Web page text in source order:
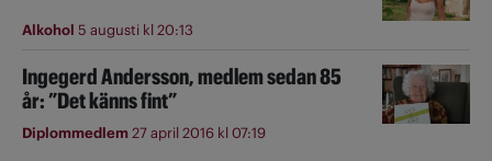
Alkohol 5 augusti kl 20:13
Ingegerd Andersson, medlem sedan 85
år: ”Det känns fint”
Diplommedlem27 april 2016 kl 07:19